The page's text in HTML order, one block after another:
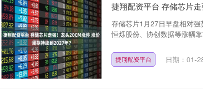
捷翔配资平台 存储芯片
存储芯片1月27日早盘相对
恒烁股份、协创数据等涨幅
捷翔配资平台 日期：01-